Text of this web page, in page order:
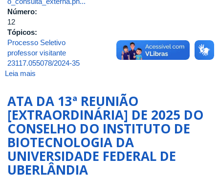
Número:
12
Tópicos:
Processo Seletivo
professor visitante
23117.055078/2024-35
Leia mais
12ª
REUNIÃO
[EXTRAORDINÁRIA]
DE
2025
DO
CONSELHO
DO
ATA DA 13ª REUNIÃO
[EXTRAORDINÁRIA] DE 2025 DO
CONSELHO DO INSTITUTO DE
BIOTECNOLOGIA DA
UNIVERSIDADE FEDERAL DE
UBERLÂNDIA